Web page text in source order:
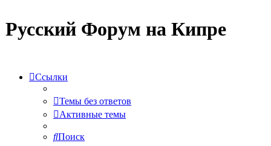
Русский Форум на Кипре
Ссылки
Темы без ответов
Активные темы
Поиск